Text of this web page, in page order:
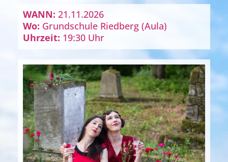
WANN: 21.11.2026
Wo: Grundschule Riedberg (Aula)
Uhrzeit: 19:30 Uhr